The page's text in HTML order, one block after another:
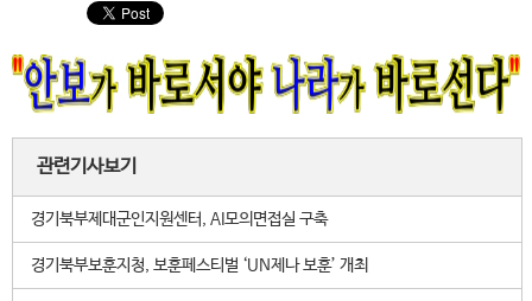
관련기사보기
경기북부제대군인지원센터, AI모의면접실 구축
경기북부보훈지청, 보훈페스티벌 ‘UN제나 보훈’ 개최